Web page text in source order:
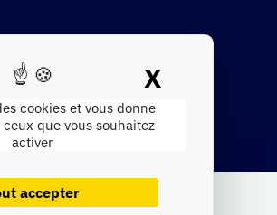
cookies et vous donne
que vous souhaitez
activer
accepter
XMasquer
on the list.